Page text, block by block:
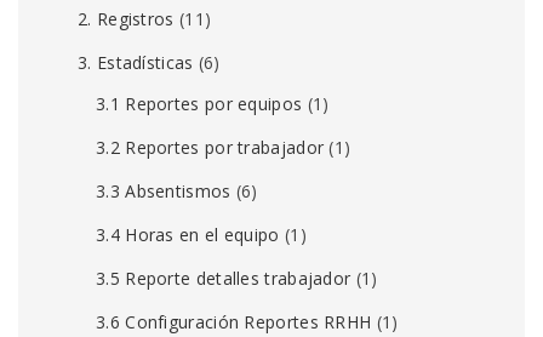
2. Registros (11)
3. Estadísticas (6)
3.1 Reportes por equipos (1)
3.2 Reportes por trabajador (1)
3.3 Absentismos (6)
3.4 Horas en el equipo (1)
3.5 Reporte detalles trabajador (1)
3.6 Configuración Reportes RRHH (1)